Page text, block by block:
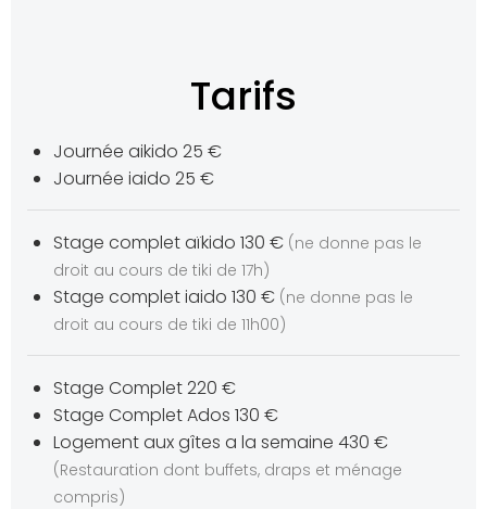
Tarifs
Journée aikido 25 €
Journée iaido 25 €
Stage complet aïkido 130 € (ne donne pas le
droit au cours de tiki de 17h)
Stage complet iaido 130 € (ne donne pas le
droit au cours de tiki de 11h00)
Stage Complet 220 €
Stage Complet Ados 130 €
Logement aux gîtes a la semaine 430 €
(Restauration dont buffets, draps et ménage
compris)